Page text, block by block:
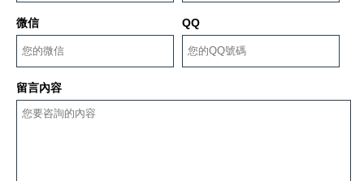
微信 QQ
留言內容